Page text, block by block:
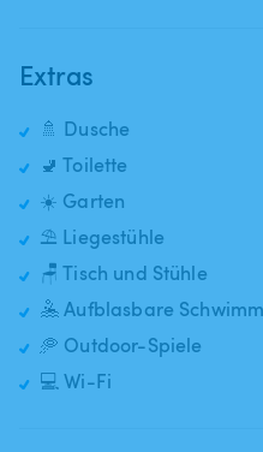
Extras
🚿 Dusche
🚽 Toilette
☀️ Garten
⛱️ Liegestühle
🪑 Tisch und Stühle
🤽 Aufblasbare
🥏 Outdoor-Spiele
💻 Wi-Fi